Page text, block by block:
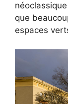
que
espaces